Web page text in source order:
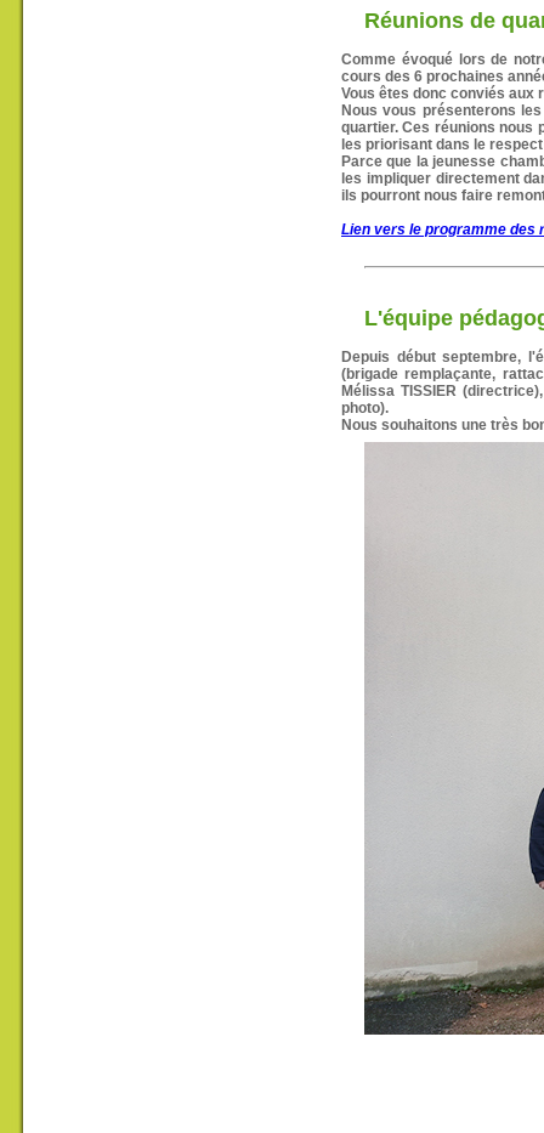
Réunions de
Comme évoqué lors de
cours des 6 prochaines
Vous êtes donc conviés aux
Nous vous présenterons
quartier. Ces réunions nous
les priorisant dans le
Parce que la jeunesse
les impliquer directement
ils pourront nous faire
Lien vers le programme des
L'équipe
Depuis début septembre,
(brigade remplaçante,
Mélissa TISSIER
photo).
Nous souhaitons une très